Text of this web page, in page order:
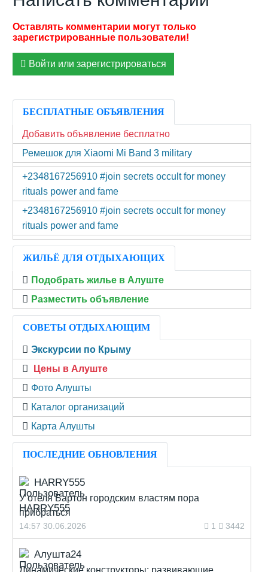
Войти или зарегистрироваться
БЕСПЛАТНЫЕ ОБЪЯВЛЕНИЯ
Добавить объявление бесплатно
Ремешок для Xiaomi Mi Band 3 military
+2348167256910 #join secrets occult for money
rituals power and fame
+2348167256910 #join secrets occult for money
rituals power and fame
ЖИЛЬЁ ДЛЯ ОТДЫХАЮЩИХ
Подобрать жилье в Алуште
Разместить объявление
СОВЕТЫ ОТДЫХАЮЩИМ
Экскурсии по Крыму
Цены в Алуште
Фото Алушты
Каталог организаций
Карта Алушты
ПОСЛЕДНИЕ ОБНОВЛЕНИЯ
HARRY555
У отеля Бартон городским властям пора
прибраться
14:57 30.06.2026 1 3442
Алушта24
Динамические конструкторы: развивающие